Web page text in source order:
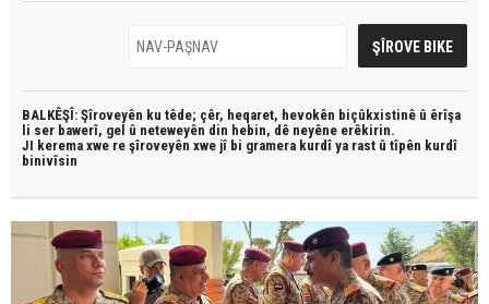
BALKÊŞÎ: Şîroveyên ku têde; çêr, heqaret, hevokên biçûkxistinê û êrîşa
li ser bawerî, gel û neteweyên din hebin, dê neyêne erêkirin.
JI kerema xwe re şîroveyên xwe jî bi gramera kurdî ya rast û tîpên kurdî
binivîsin